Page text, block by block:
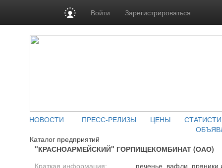
Войти Зарегистрироваться
НОВОСТИ ПРЕСС-РЕЛИЗЫ ЦЕНЫ
Каталог предприятий
"КРАСНОАРМЕЙСКИЙ" ГОРПИЩЕКОМБИНАТ (ОАО)
Краткая информация:
печенье, вафли, пряники